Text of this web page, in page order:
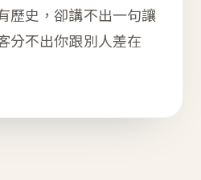
歷史，卻講不出一句讓
分不出你跟別人差在